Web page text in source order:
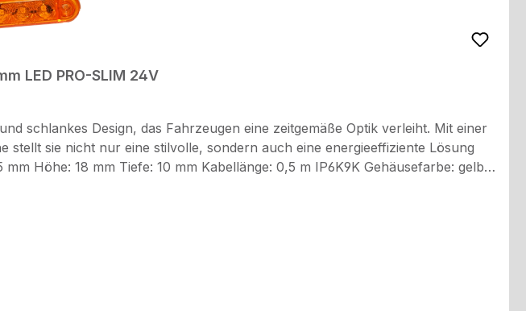
LED PRO-SLIM 24V
schlankes Design, das Fahrzeugen eine zeitgemäße Optik verleiht. Mit einer
sie nicht nur eine stilvolle, sondern auch eine energieeffiziente Lösung